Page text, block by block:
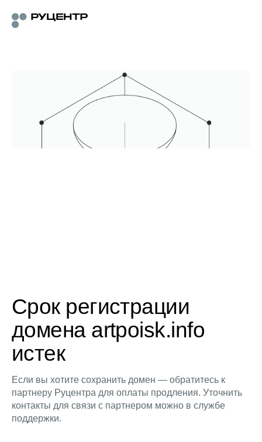
Срок регистрации
домена artpoisk.info
истек
Если вы хотите сохранить домен — обратитесь к
партнеру Руцентра для оплаты продления. Уточнить
контакты для связи с партнером можно в службе
поддержки.